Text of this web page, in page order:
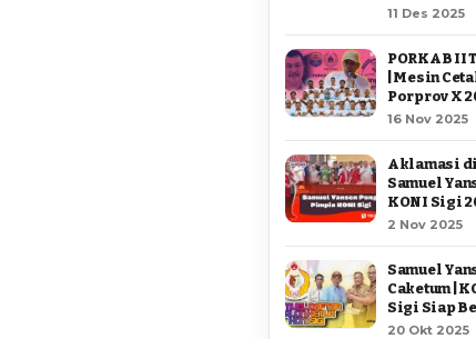
11 Des 2025
PORKAB
| Mesin
Porprov X
16 Nov 2025
Aklamasi
Samuel
KONI Sigi
2 Nov 2025
Samuel
Caketum |
Sigi Siap
20 Okt 2025